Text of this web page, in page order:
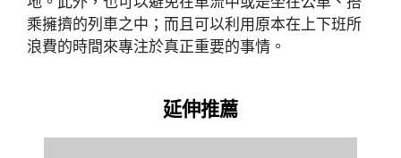
乘擁擠的列車之中；而且可以利用原本在上下班所
浪費的時間來專注於真正重要的事情。
延伸推薦